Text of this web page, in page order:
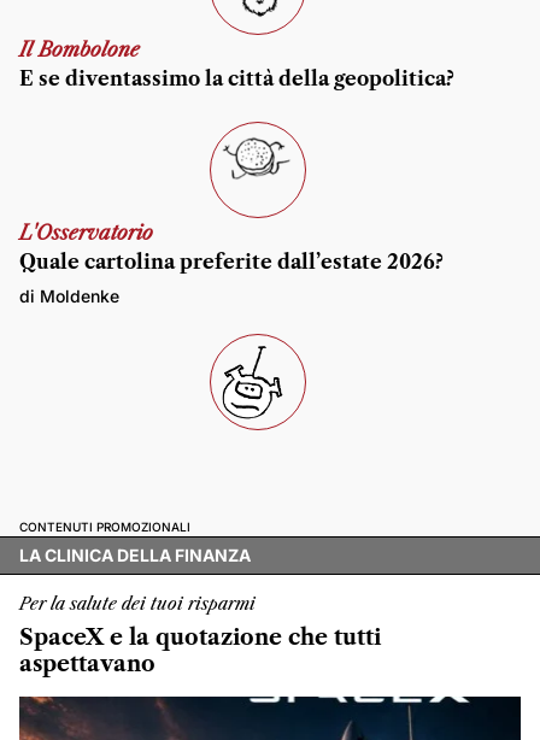
Il Bombolone
E se diventassimo la città della geopolitica?
L'Osservatorio
Quale cartolina preferite dall’estate 2026?
di Moldenke
CONTENUTI PROMOZIONALI
LA CLINICA DELLA FINANZA
Per la salute dei tuoi risparmi
SpaceX e la quotazione che tutti
aspettavano